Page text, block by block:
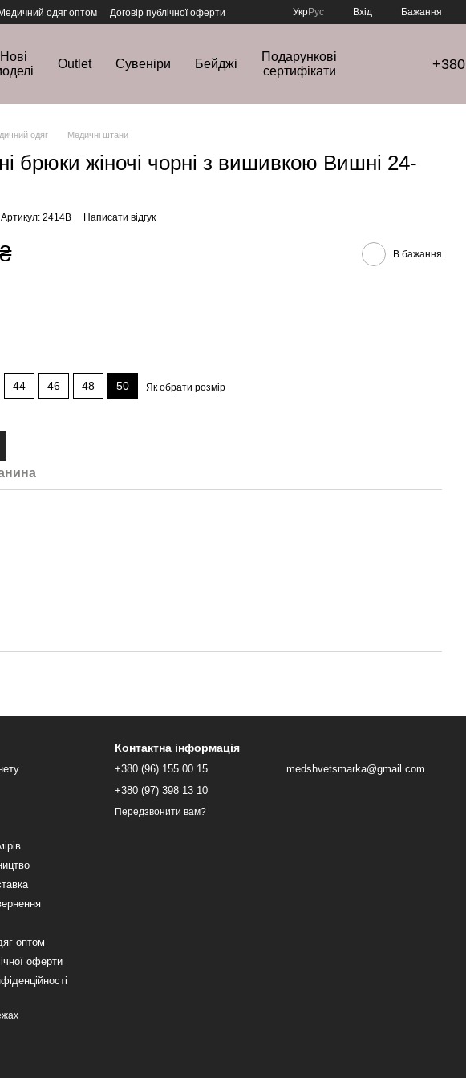
Медичний одяг оптом
Договір публічної оферти
УкрРус Вхід Бажання
Нові
Outlet Сувеніри Бейджі
Подарункові
сертифікати
одяг Медичні штани
брюки жіночі чорні з вишивкою Вишні 24-
Артикул: 2414B Написати відгук
В бажання
44 46 48 50 Як обрати розмір
оптом
оферти
Контактна інформація
+380 (96) 155 00 15
+380 (97) 398 13 10
Передзвонити вам?
medshvetsmarka@gmail.com